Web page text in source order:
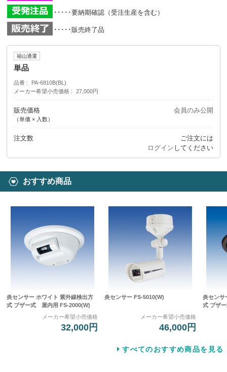
･････要納期確認（受注生産を含む）
･････販売終了品
福山通運
単品
品番
PA-6810B(BL)
メーカー希望小売価格
27,000円
販売価格
（単価 × 入数）
会員のみ公開
注文数
ご注文には
ログイン してください
おすすめ商品
炎センサー ホワイト 紫外線検出方
式 ブザー式 屋内用 FS-2000(W)
メーカー希望小売価格
32,000円
炎センサー FS-5010(W)
メーカー希望小売価格
46,000円
炎セン
式 ブザ
すべてのおすすめ商品を見る